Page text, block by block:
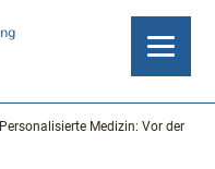
Personalisierte Medizin: Vor der